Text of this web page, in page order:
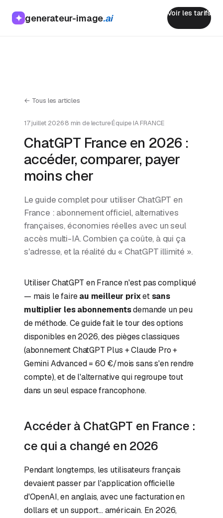
✦ generateur-image.ai Voir les tarifs
← Tous les articles
17 juillet 2026·8 min de lecture·Équipe IA FRANCE
ChatGPT France en 2026 :
accéder, comparer, payer
moins cher
Le guide complet pour utiliser ChatGPT en
France : abonnement officiel, alternatives
françaises, économies réelles avec un seul
accès multi-IA. Combien ça coûte, à qui ça
s'adresse, et la réalité du « ChatGPT illimité ».
Utiliser ChatGPT en France n'est pas compliqué
— mais le faireau meilleur prixetsans
multiplier les abonnementsdemande un peu
de méthode. Ce guide fait le tour des options
disponibles en 2026, des pièges classiques
(abonnement ChatGPT Plus + Claude Pro +
Gemini Advanced = 60 €/mois sans s'en rendre
compte), et de l'alternative qui regroupe tout
dans un seul espace francophone.
Accéder à ChatGPT en France :
ce qui a changé en 2026
Pendant longtemps, les utilisateurs français
devaient passer par l'application officielle
d'OpenAI, en anglais, avec une facturation en
dollars et un support... américain. En 2026,